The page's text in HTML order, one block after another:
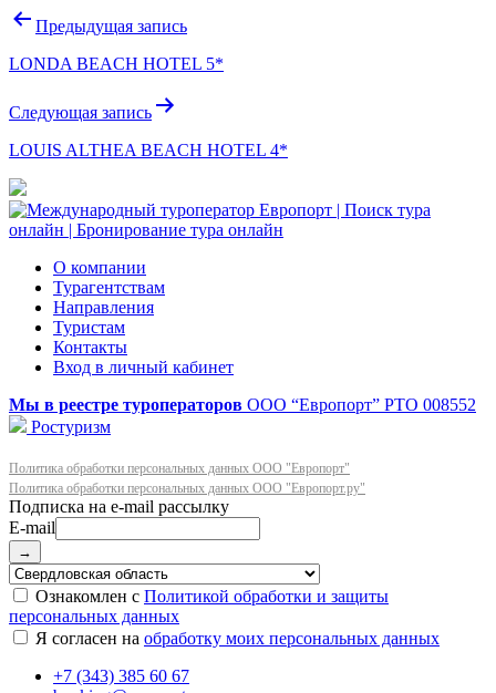
Навигация
записям
Предыдущая запись
LONDA BEACH HOTEL 5*
Следующая запись
LOUIS ALTHEA BEACH HOTEL 4*
О компании
Турагентствам
Направления
Туристам
Контакты
Вход в личный кабинет
Мы в реестре туроператоров ООО “Европорт” РТО 008552
Ростуризм
Политика обработки персональных данных ООО "Европорт"
Политика обработки персональных данных ООО "Европорт.ру"
E-mail
→
Ознакомлен с Политикой обработки и защиты
персональных данных
Я согласен на обработку моих персональных данных
+7 (343) 385 60 67